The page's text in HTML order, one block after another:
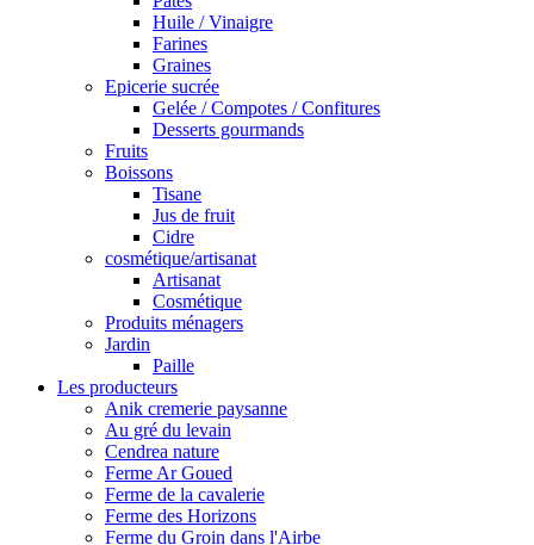
Huile / Vinaigre
Farines
Graines
Epicerie sucrée
Gelée / Compotes / Confitures
Desserts gourmands
Fruits
Boissons
Tisane
Jus de fruit
Cidre
cosmétique/artisanat
Artisanat
Cosmétique
Produits ménagers
Jardin
Paille
Les producteurs
Anik cremerie paysanne
Au gré du levain
Cendrea nature
Ferme Ar Goued
Ferme de la cavalerie
Ferme des Horizons
Ferme du Groin dans l'Airbe